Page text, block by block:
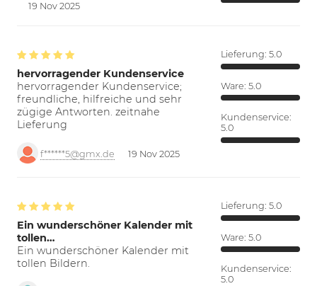
19 Nov 2025
hervorragender Kundenservice
hervorragender Kundenservice;
freundliche, hilfreiche und sehr
zügige Antworten. zeitnahe
Lieferung
f******5@gmx.de 19 Nov 2025
Lieferung: 5.0
Ware: 5.0
Kundenservice:
5.0
Ein wunderschöner Kalender mit
tollen…
Ein wunderschöner Kalender mit
tollen Bildern.
Lieferung: 5.0
Ware: 5.0
Kundenservice:
5.0